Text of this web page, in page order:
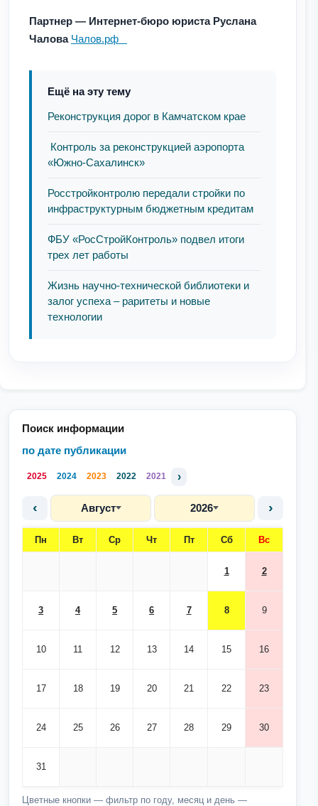
Поиск информации
по дате публикации
2025 2024 2023 2022 2021 ›
‹ Август 2026 ›
Пн Вт Ср Чт Пт Сб Вс
1 2
3 4 5 6 7 8 9
10 11 12 13 14 15 16
17 18 19 20 21 22 23
24 25 26 27 28 29 30
31
Цветные кнопки — фильтр по году, месяц и день —
Партнер — Интернет-бюро юриста Руслана
Чалова Чалов.рф
Ещё на эту тему
Реконструкция дорог в Камчатском крае
Контроль за реконструкцией аэропорта
«Южно-Сахалинск»
Росстройконтролю передали стройки по
инфраструктурным бюджетным кредитам
ФБУ «РосСтройКонтроль» подвел итоги
трех лет работы
Жизнь научно-технической библиотеки и
залог успеха – раритеты и новые
технологии